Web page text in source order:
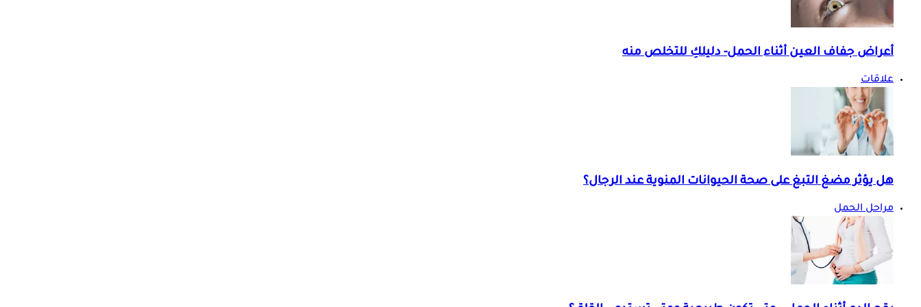
أعراض جفاف العين أثناء الحمل- دليلكِ للتخلص منه
علاقات
هل يؤثر مضغ التبغ على صحة الحيوانات المنوية عند الرجال؟
مراحل الحمل